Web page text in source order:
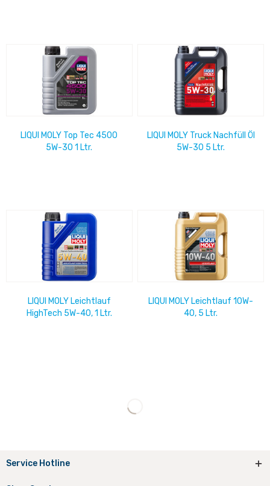
LIQUI MOLY Top Tec 4500
5W-30 1 Ltr.
LIQUI MOLY Truck Nachfüll Öl
5W-30 5 Ltr.
LIQUI MOLY Leichtlauf
HighTech 5W-40, 1 Ltr.
LIQUI MOLY Leichtlauf 10W-
40, 5 Ltr.
Service Hotline